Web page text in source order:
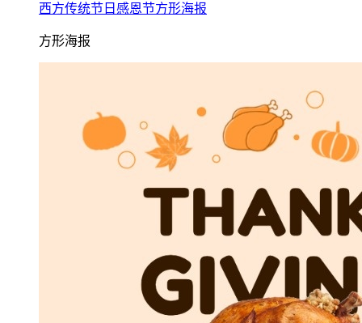
西方传统节日感恩节方形海报
方形海报